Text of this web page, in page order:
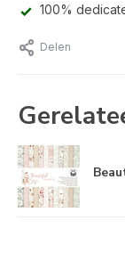
100%
Delen